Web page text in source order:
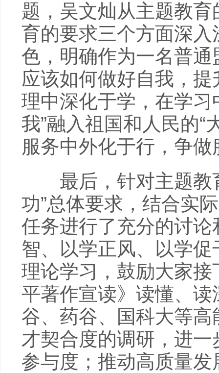
题，吴文灿从主题教
育的要求三个方面深
色，明确作为一名普
应该如何做好自我，
理中深化于学，在学
我”融入祖国和人民的“
服务中外化于行，争
最后，针对主题教
功”总体要求，结合实
任务进行了充分的讨
智、以学正风、以学
理论学习，鼓励大家
平著作宣读》读懂、
谷、药谷、国科大等
才契合度的调研，进
参与度；推动高质量